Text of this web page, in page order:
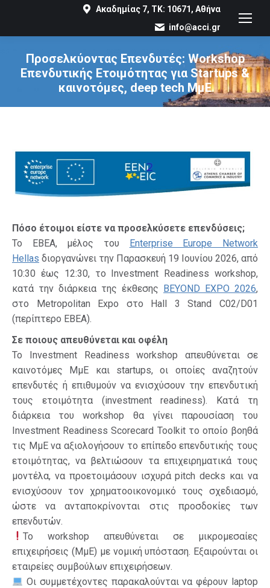
Ακαδημίας 7, ΤΚ: 10671, Αθήνα
info@acci.gr
Προσελκύοντας Επενδυτές: Workshop
Επενδυτικής Ετοιμότητας για Startups &
καινοτόμες, deep tech ΜμΕ
You are here:
Πόσο έτοιμοι είστε να προσελκύσετε επενδύσεις;
Το ΕΒΕΑ, μέλος του Enterprise Europe Network
Hellas διοργανώνει την Παρασκευή 19 Ιουνίου 2026, από
10:30 έως 12:30, το Investment Readiness workshop,
κατά την διάρκεια της έκθεσης BEYOND EXPO 2026,
στο Metropolitan Expo στο Hall 3 Stand C02/D01
(περίπτερο ΕΒΕΑ).
Σε ποιους απευθύνεται και οφέλη
Το Investment Readiness workshop απευθύνεται σε
καινοτόμες ΜμΕ και startups, οι οποίες αναζητούν
επενδυτές ή επιθυμούν να ενισχύσουν την επενδυτική
τους ετοιμότητα (investment readiness). Κατά τη
διάρκεια του workshop θα γίνει παρουσίαση του
Investment Readiness Scorecard Toolkit το οποίο βοηθά
τις ΜμΕ να αξιολογήσουν το επίπεδο επενδυτικής τους
ετοιμότητας, να βελτιώσουν τα επιχειρηματικά τους
μοντέλα, να προετοιμάσουν ισχυρά pitch decks και να
ενισχύσουν τον χρηματοοικονομικό τους σχεδιασμό,
ώστε να ανταποκρίνονται στις προσδοκίες των
επενδυτών.
Το workshop απευθύνεται σε μικρομεσαίες
επιχειρήσεις (ΜμΕ) με νομική υπόσταση. Εξαιρούνται οι
εταιρείες συμβούλων επιχειρήσεων.
Οι συμμετέχοντες παρακαλούνται να φέρουν laptop